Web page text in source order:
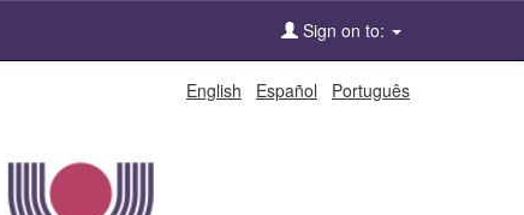
Sign on to:
English Español Português